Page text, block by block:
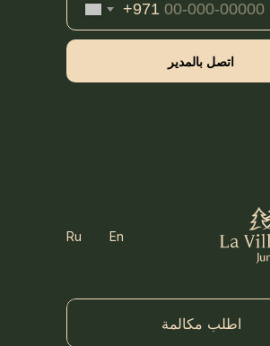
+971
اتصل بالمدير
Ru En
اطلب مكالمة